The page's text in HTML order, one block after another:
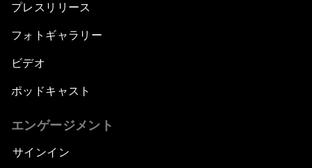
プレスリリース
フォトギャラリー
ビデオ
ポッドキャスト
エンゲージメント
サインイン